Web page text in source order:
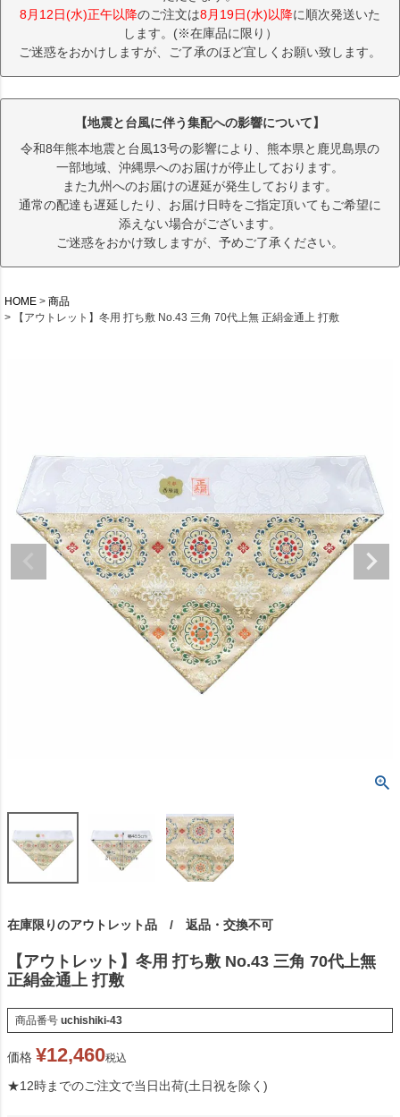
8月12日(水)正午以降のご注文は8月19日(水)以降に順次発送いた
します。(※在庫品に限り）
ご迷惑をおかけしますが、ご了承のほど宜しくお願い致します。
【地震と台風に伴う集配への影響について】
令和8年熊本地震と台風13号の影響により、熊本県と鹿児島県の
一部地域、沖縄県へのお届けが停止しております。
また九州へのお届けの遅延が発生しております。
通常の配達も遅延したり、お届け日時をご指定頂いてもご希望に
添えない場合がございます。
ご迷惑をおかけ致しますが、予めご了承ください。
HOME
商品
【アウトレット】冬用 打ち敷 No.43 三角 70代上無 正絹金通上 打敷
在庫限りのアウトレット品 / 返品・交換不可
【アウトレット】冬用 打ち敷 No.43 三角 70代上無
正絹金通上 打敷
商品番号 uchishiki-43
価格 ¥12,460税込
★12時までのご注文で当日出荷(土日祝を除く)